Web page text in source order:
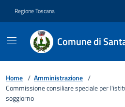
Regione Toscana
Comune di
Home / Amministrazione /
Commissione consiliare speciale per
soggiorno